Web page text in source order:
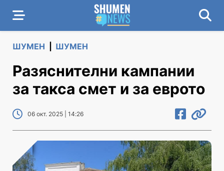
ШУМЕН ШУМЕН
Разяснителни кампании
за такса смет и за еврото
06 окт. 2025 | 14:26